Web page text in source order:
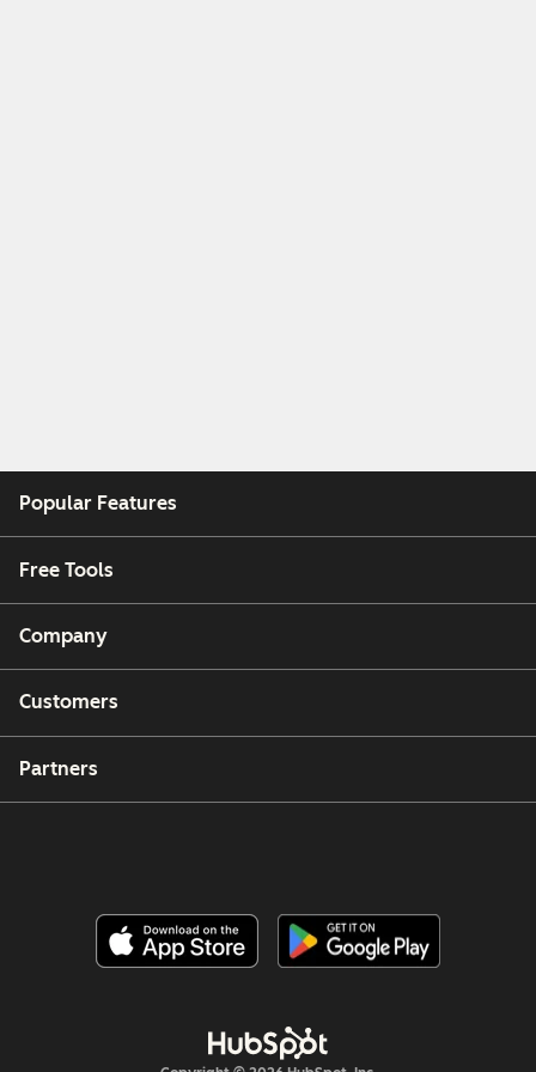
Popular Features
Free Tools
Company
Customers
Partners